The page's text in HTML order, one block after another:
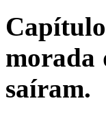
morada
saíram.